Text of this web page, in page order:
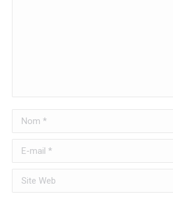
Nom *
E-mail *
Site Web